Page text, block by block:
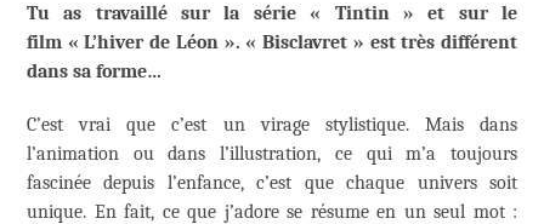
Tu as travaillé sur la série « Tintin » et sur le
film « L’hiver de Léon ». « Bisclavret » est très différent
dans sa forme…
C’est vrai que c’est un virage stylistique. Mais dans
l’animation ou dans l’illustration, ce qui m’a toujours
fascinée depuis l’enfance, c’est que chaque univers soit
unique. En fait, ce que j’adore se résume en un seul mot :